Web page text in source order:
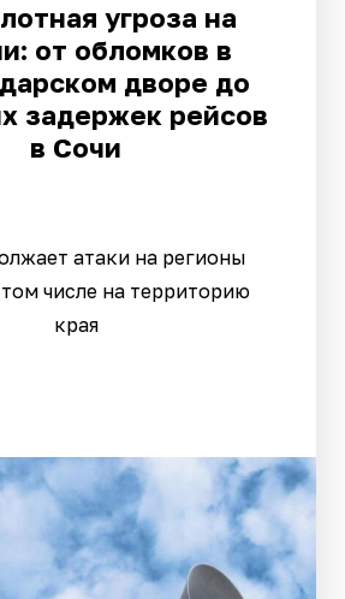
угроза на
от обломков в
дворе до
задержек рейсов
в Сочи
атаки на регионы
числе на территорию
края